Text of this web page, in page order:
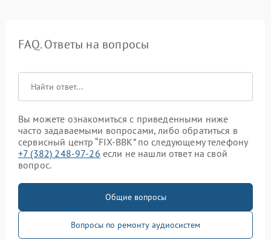
FAQ. Ответы на вопросы
Вы можете ознакомиться с приведенными ниже
часто задаваемыми вопросами, либо обратиться в
сервисный центр “FIX-BBK” по следующему телефону
+7 (382) 248-97-26 если не нашли ответ на свой
вопрос.
Общие вопросы
Вопросы по ремонту аудиосистем